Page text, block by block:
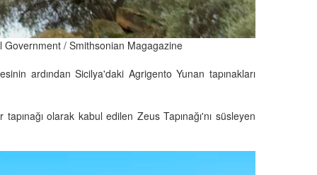
Government / Smithsonian Magagazine
ardından Sicilya'daki Agrigento Yunan tapınakları
olarak kabul edilen Zeus Tapınağı'nı süsleyen